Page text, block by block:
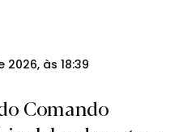
às 18:39
Comando